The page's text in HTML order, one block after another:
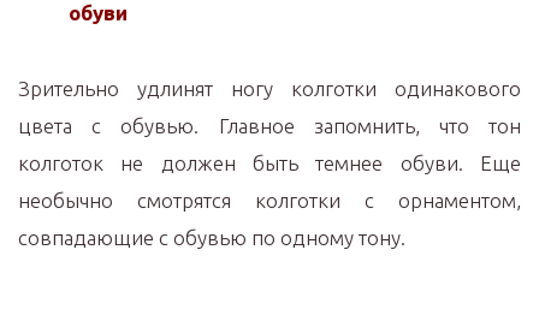
обуви
Зрительно удлинят ногу колготки одинакового
цвета с обувью. Главное запомнить, что тон
колготок не должен быть темнее обуви. Еще
необычно смотрятся колготки с орнаментом,
совпадающие с обувью по одному тону.